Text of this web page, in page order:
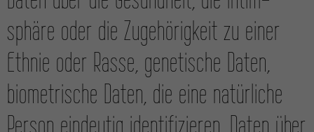
sphäre oder die Zugehörigkeit zu einer
Ethnie oder Rasse, genetische Daten,
biometrische Daten, die eine natürliche
Person eindeutig identifizieren, Daten über